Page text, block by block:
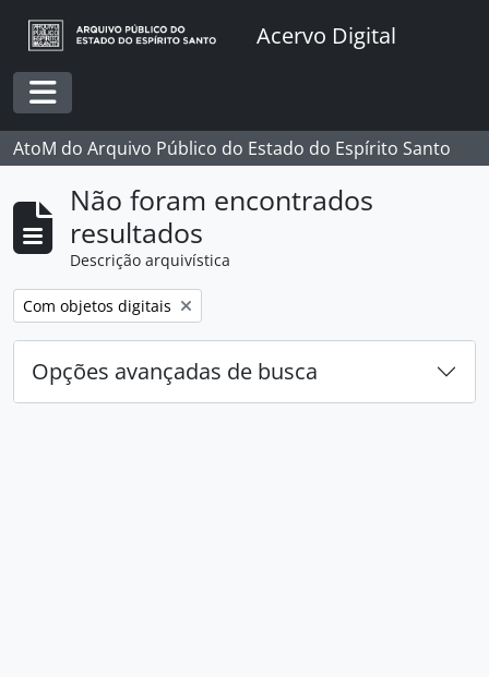
Acervo Digital
Toggle navigation
AtoM do Arquivo Público do Estado do Espírito Santo
Não foram encontrados
resultados
Descrição arquivística
Remover filtro:
Com objetos digitais
Opções avançadas de busca